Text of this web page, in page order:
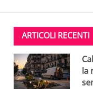
ARTICOLI RECENTI
la